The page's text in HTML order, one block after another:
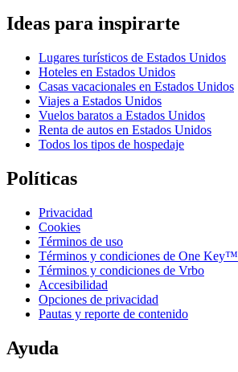
Ideas para inspirarte
Lugares turísticos de Estados Unidos
Hoteles en Estados Unidos
Casas vacacionales en Estados Unidos
Viajes a Estados Unidos
Vuelos baratos a Estados Unidos
Renta de autos en Estados Unidos
Todos los tipos de hospedaje
Políticas
Privacidad
Cookies
Términos de uso
Términos y condiciones de One Key™
Términos y condiciones de Vrbo
Accesibilidad
Opciones de privacidad
Pautas y reporte de contenido
Ayuda